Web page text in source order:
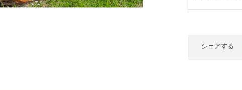
シェアする